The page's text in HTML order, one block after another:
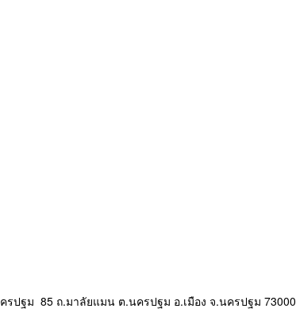
ปฐม 85 ถ.มาลัยแมน ต.นครปฐม อ.เมือง จ.นครปฐม 73000